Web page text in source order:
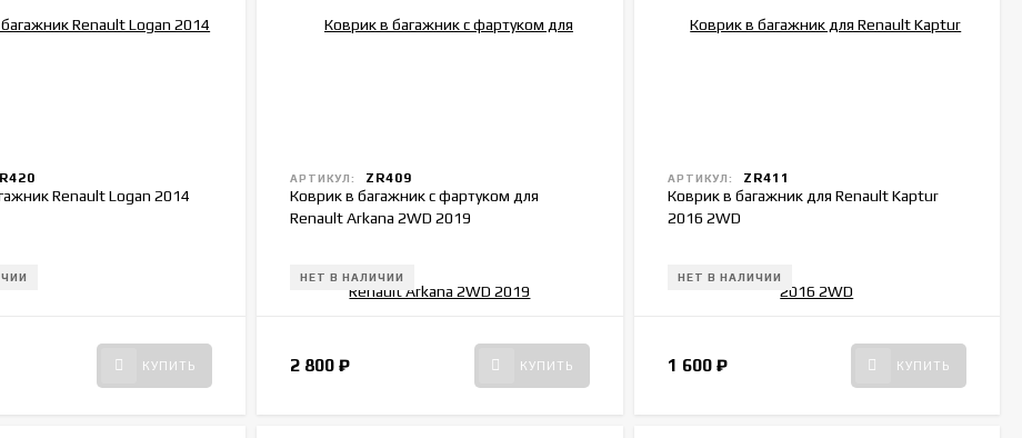
Renault Logan 2014
КУПИТЬ
АРТИКУЛ: ZR409
Коврик в багажник с фартуком для
Renault Arkana 2WD 2019
НЕТ В НАЛИЧИИ
2 800₽ КУПИТЬ
АРТИКУЛ: ZR411
Коврик в багажник для Renault Kaptur
2016 2WD
НЕТ В НАЛИЧИИ
1 600 ₽ КУПИТЬ